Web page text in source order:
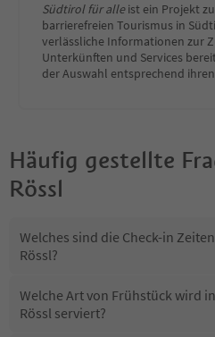
Südtirol für alleist ein Projekt
barrierefreien Tourismus in
verlässliche Informationen zur
Unterkünften und Services
der Auswahl entsprechend
Häufig gestellte
Rössl
Welches sind die Check-in
Rössl?
Welche Art von Frühstück wird
Rössl serviert?